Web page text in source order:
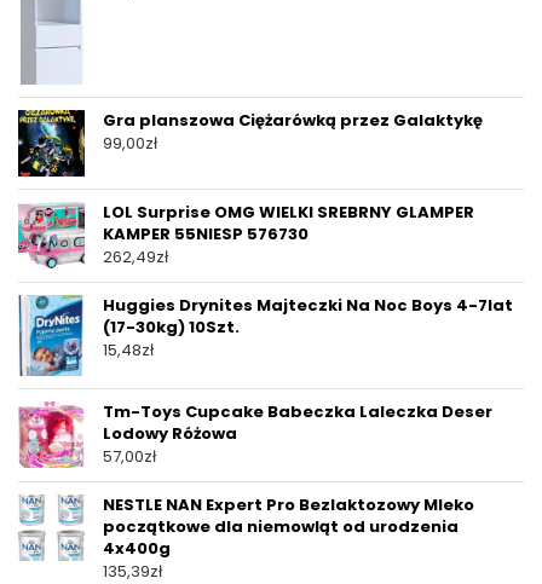
Gra planszowa Ciężarówką przez Galaktykę
99,00zł
LOL Surprise OMG WIELKI SREBRNY GLAMPER
KAMPER 55NIESP 576730
262,49zł
Huggies Drynites Majteczki Na Noc Boys 4-7lat
(17-30kg) 10Szt.
15,48zł
Tm-Toys Cupcake Babeczka Laleczka Deser
Lodowy Różowa
57,00zł
NESTLE NAN Expert Pro Bezlaktozowy Mleko
początkowe dla niemowląt od urodzenia
4x400g
135,39zł